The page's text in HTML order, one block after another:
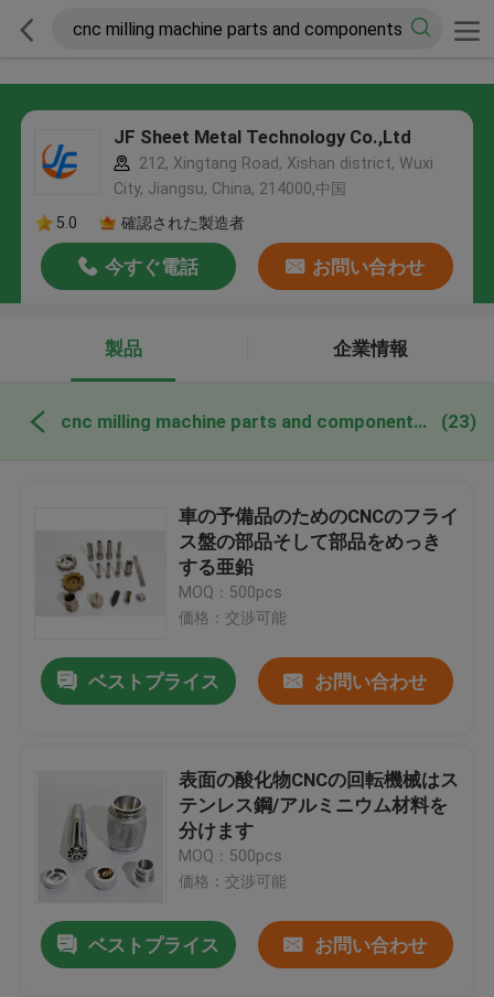
JF Sheet Metal Technology Co.,Ltd
212, Xingtang Road, Xishan district, Wuxi
City, Jiangsu, China, 214000,中国
5.0
確認された製造者
今すぐ電話 お問い合わせ
製品 企業情報
cnc milling machine parts and components オンライン製造 (23)
車の予備品のためのCNCのフライ
ス盤の部品そして部品をめっき
する亜鉛
MOQ：500pcs
価格：交渉可能
ベストプライス お問い合わせ
表面の酸化物CNCの回転機械はス
テンレス鋼/アルミニウム材料を
分けます
MOQ：500pcs
価格：交渉可能
ベストプライス お問い合わせ